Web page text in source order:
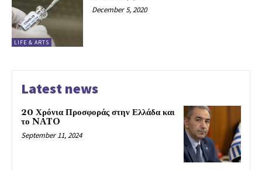
LIFE & ARTS
December 5, 2020
Latest news
20 Χρόνια Προσφοράς στην Ελλάδα και
το NATO
September 11, 2024